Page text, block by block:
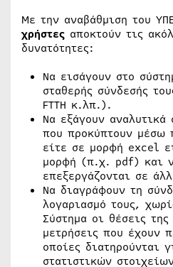
Με την αναβάθμιση του
χρήστες αποκτούν τις
δυνατότητες:
Να εισάγουν στο
σταθερής σύνδεσής
FTTH κ.λπ.).
Να εξάγουν αναλυτικά
που προκύπτουν μέσω
είτε σε μορφή excel
μορφή (π.χ. pdf) και
επεξεργάζονται σε
Να διαγράφουν τη
λογαριασμό τους,
Σύστημα οι θέσεις
μετρήσεις που έχουν
οποίες διατηρούνται
στατιστικών